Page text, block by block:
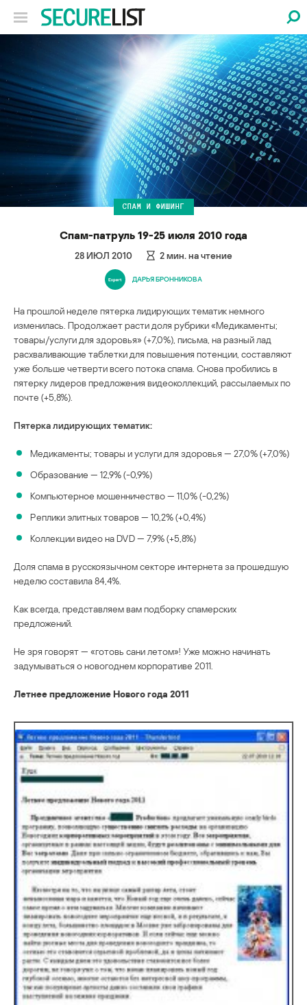
СПАМ И ФИШИНГ
Спам-патруль 19-25 июля 2010 года
28 ИЮЛ 2010 2мин. на чтение
ДАРЬЯ БРОННИКОВА
На прошлой неделе пятерка лидирующих тематик немного
изменилась. Продолжает расти доля рубрики «Медикаменты;
товары/услуги для здоровья» (+7,0%), письма, на разный лад
расхваливающие таблетки для повышения потенции, составляют
уже больше четверти всего потока спама. Снова пробились в
пятерку лидеров предложения видеоколлекций, рассылаемых по
почте (+5,8%).
Пятерка лидирующих тематик:
Медикаменты; товары и услуги для здоровья — 27,0% (+7,0%)
Образование — 12,9% (-0,9%)
Компьютерное мошенничество — 11,0% (-0,2%)
Реплики элитных товаров — 10,2% (+0,4%)
Коллекции видео на DVD — 7,9% (+5,8%)
Доля спама в русскоязычном секторе интернета за прошедшую
неделю составила 84,4%.
Как всегда, представляем вам подборку спамерских
предложений.
Не зря говорят — «готовь сани летом»! Уже можно начинать
задумываться о новогоднем корпоративе 2011.
Летнее предложение Нового года 2011